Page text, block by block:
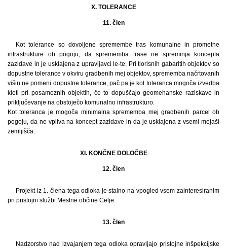
X. TOLERANCE
11. člen
Kot tolerance so dovoljene spremembe tras komunalne in prometne
infrastrukture ob pogoju, da sprememba trase ne spreminja koncepta
zazidave in je usklajena z upravljavci le-te. Pri tlorisnih gabaritih objektov so
dopustne tolerance v okviru gradbenih mej objektov, sprememba načrtovanih
višin ne pomeni dopustne tolerance, pač pa je kot toleranca mogoča izvedba
kleti pri posameznih objektih, če to dopuščajo geomehanske raziskave in
priključevanje na obstoječo komunalno infrastrukturo.
Kot toleranca je mogoča minimalna sprememba mej gradbenih parcel ob
pogoju, da ne vpliva na koncept zazidave in da je usklajena z vsemi mejaši
zemljišča.
XI. KONČNE DOLOČBE
12. člen
Projekt iz 1. člena tega odloka je stalno na vpogled vsem zainteresiranim
pri pristojni službi Mestne občine Celje.
13. člen
Nadzorstvo nad izvajanjem tega odloka opravljajo pristojne inšpekcijske